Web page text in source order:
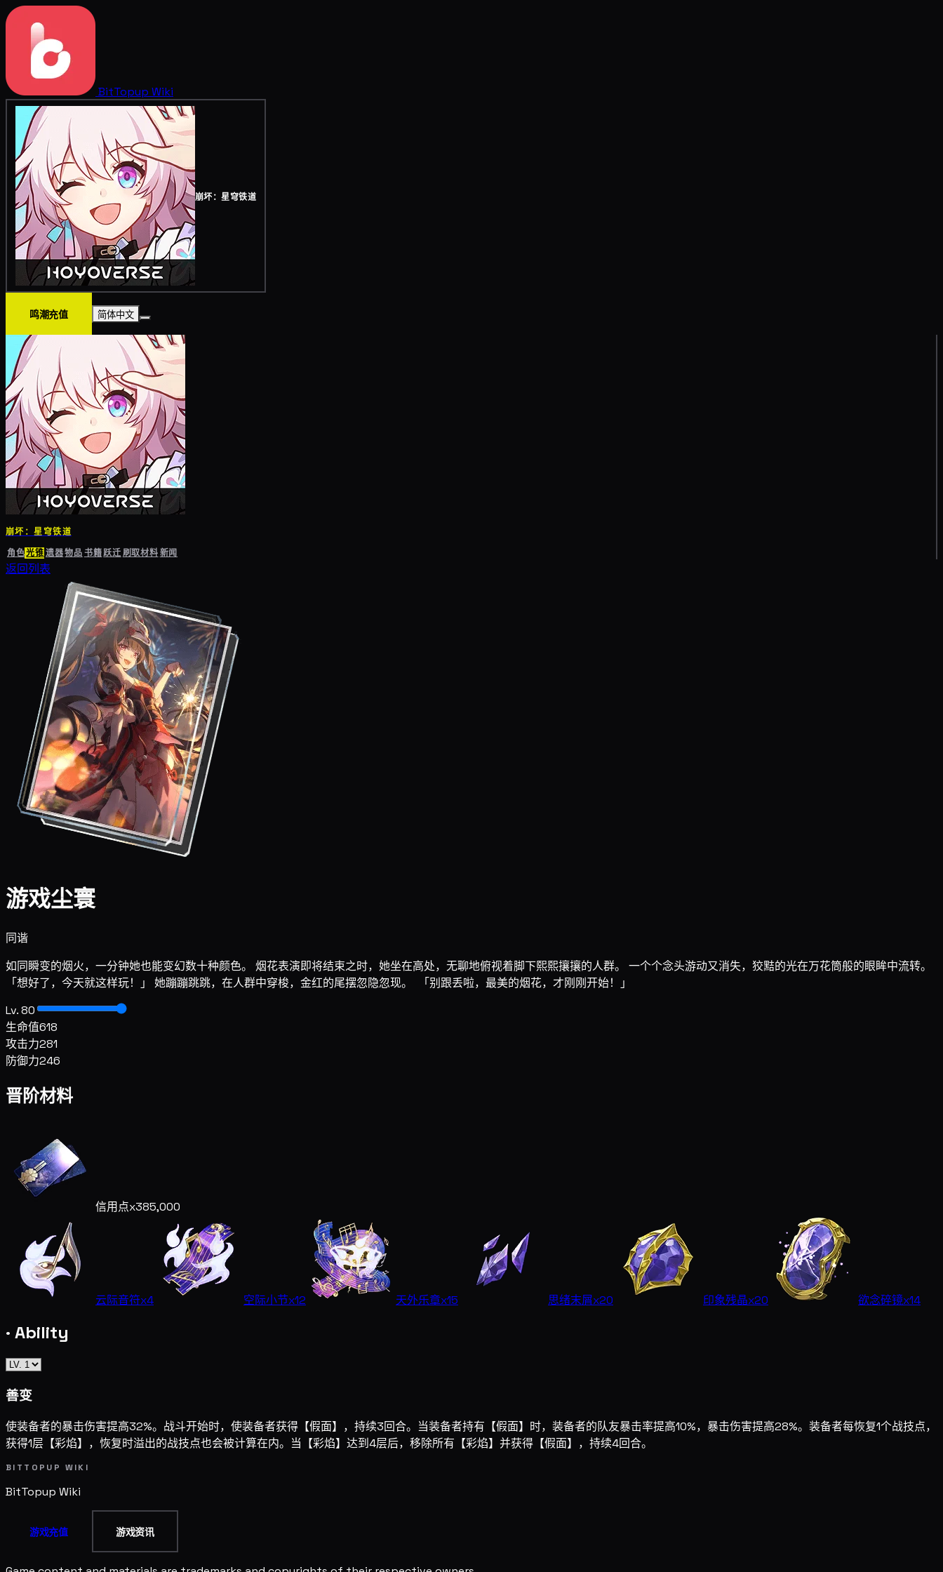
BitTopup Wiki
崩坏：星穹铁道
鸣潮充值 简体中文
崩坏：星穹铁道
角色光锥遗器物品书籍跃迁刷取材料新闻
返回列表
游戏尘寰
同谐
如同瞬变的烟火，一分钟她也能变幻数十种颜色。 烟花表演即将结束之时，她坐在高处，无聊地俯视着脚下熙熙攘攘的人群。 一个个念头游动又消失，狡黠的光在万花筒般的眼眸中流转。
「想好了，今天就这样玩！」 她蹦蹦跳跳，在人群中穿梭，金红的尾摆忽隐忽现。 「别跟丢啦，最美的烟花，才刚刚开始！」
Lv. 80
生命值618
攻击力281
防御力246
晋阶材料
信用点x385,000
云际音符x4 空际小节x12 天外乐章x15 思绪末屑x20 印象残晶x20 欲念碎镜x14
· Ability
善变
使装备者的暴击伤害提高32%。战斗开始时，使装备者获得【假面】，持续3回合。当装备者持有【假面】时，装备者的队友暴击率提高10%，暴击伤害提高28%。装备者每恢复1个战技点，
获得1层【彩焰】，恢复时溢出的战技点也会被计算在内。当【彩焰】达到4层后，移除所有【彩焰】并获得【假面】，持续4回合。
BITTOPUP WIKI
BitTopup Wiki
游戏充值 游戏资讯